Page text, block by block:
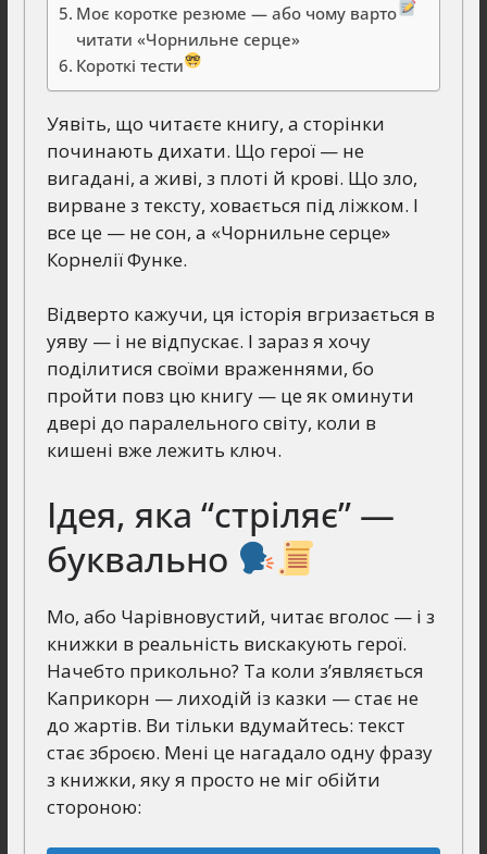
Моє коротке резюме — або чому варто
читати «Чорнильне серце»
Короткі тести
Уявіть, що читаєте книгу, а сторінки
починають дихати. Що герої — не
вигадані, а живі, з плоті й крові. Що зло,
вирване з тексту, ховається під ліжком. І
все це — не сон, а «Чорнильне серце»
Корнелії Функе.
Відверто кажучи, ця історія вгризається в
уяву — і не відпускає. І зараз я хочу
поділитися своїми враженнями, бо
пройти повз цю книгу — це як оминути
двері до паралельного світу, коли в
кишені вже лежить ключ.
Ідея, яка “стріляє” —
буквально
Мо, або Чарівновустий, читає вголос — і з
книжки в реальність вискакують герої.
Начебто прикольно? Та коли з’являється
Каприкорн — лиходій із казки — стає не
до жартів. Ви тільки вдумайтесь: текст
стає зброєю. Мені це нагадало одну фразу
з книжки, яку я просто не міг обійти
стороною: